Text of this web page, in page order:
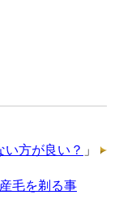
方が良い？ 」
毛を剃る事